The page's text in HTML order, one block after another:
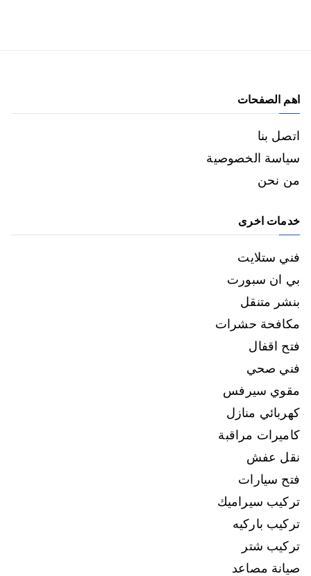
اهم الصفحات
اتصل بنا
سياسة الخصوصية
من نحن
خدمات اخرى
فني ستلايت
بي ان سبورت
بنشر متنقل
مكافحة حشرات
فتح اقفال
فني صحي
مقوي سيرفس
كهربائي منازل
كاميرات مراقبة
نقل عفش
فتح سيارات
تركيب سيراميك
تركيب باركيه
تركيب شتر
صيانة مصاعد